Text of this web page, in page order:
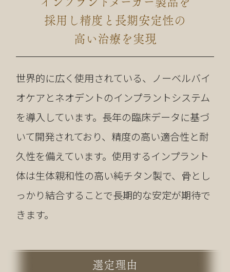
採用し精度と長期安定性の
高い治療を実現
世界的に広く使用されている、ノーベルバイ
オケアとネオデントのインプラントシステム
を導入しています。長年の臨床データに基づ
いて開発されており、精度の高い適合性と耐
久性を備えています。使用するインプラント
体は生体親和性の高い純チタン製で、骨とし
っかり結合することで長期的な安定が期待で
きます。
選定理由